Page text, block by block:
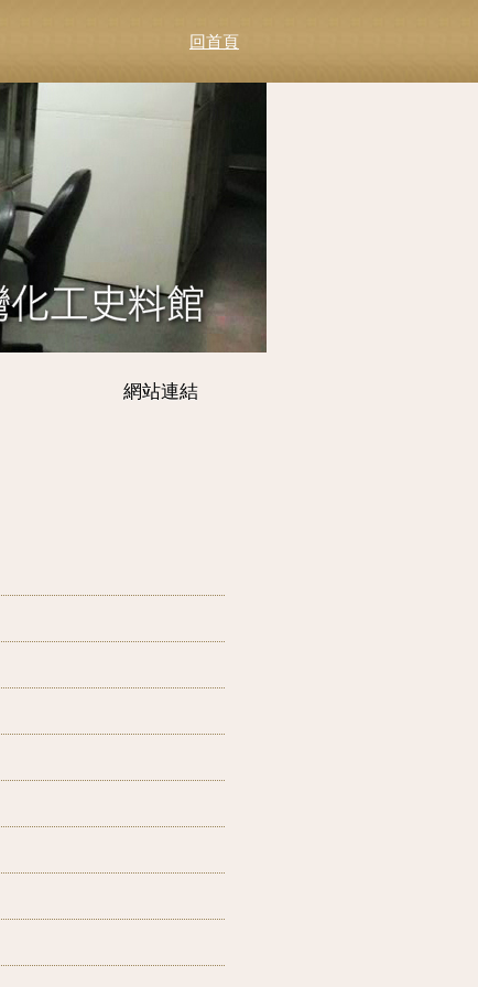
回首頁
網站連結